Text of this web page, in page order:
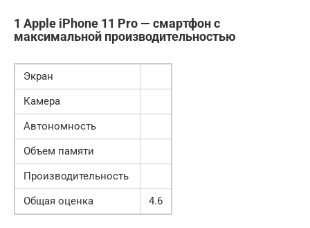
1 Apple iPhone 11 Pro — смартфон с
максимальной производительностью
Экран
Камера
Автономность
Объем памяти
Производительность
Общая оценка
4.6